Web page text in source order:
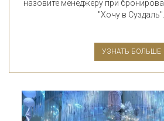
назовите менеджеру при
"Хочу в Суздаль".
УЗНАТЬ БОЛЬШЕ